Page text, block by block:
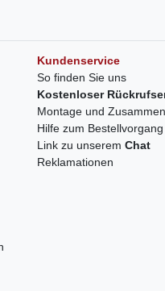
Kundenservice
So finden Sie uns
Kostenloser
Montage und
Hilfe zum Bestellvorgang
Link zu unserem Chat
Reklamationen